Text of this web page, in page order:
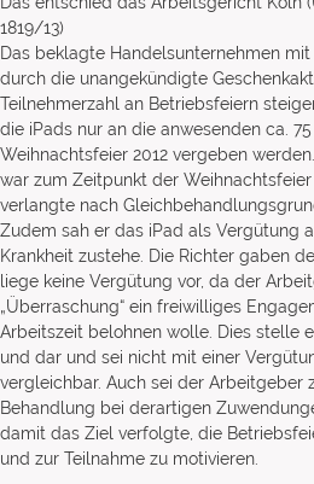
1819/13)
Das beklagte Handelsunternehmen
durch die unangekündigte
Teilnehmerzahl an Betriebsfeiern
die iPads nur an die anwesenden ca.
Weihnachtsfeier 2012 vergeben
war zum Zeitpunkt der
verlangte nach
Zudem sah er das iPad als Vergütung
Krankheit zustehe. Die Richter gaben
liege keine Vergütung vor, da der
„Überraschung“ ein freiwilliges
Arbeitszeit belohnen wolle. Dies stelle
und dar und sei nicht mit einer
vergleichbar. Auch sei der Arbeitgeber
Behandlung bei derartigen
damit das Ziel verfolgte, die
und zur Teilnahme zu motivieren.